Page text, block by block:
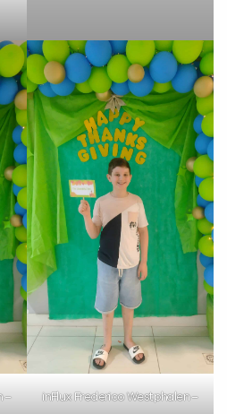
– inFlux Frederico Westphalen –